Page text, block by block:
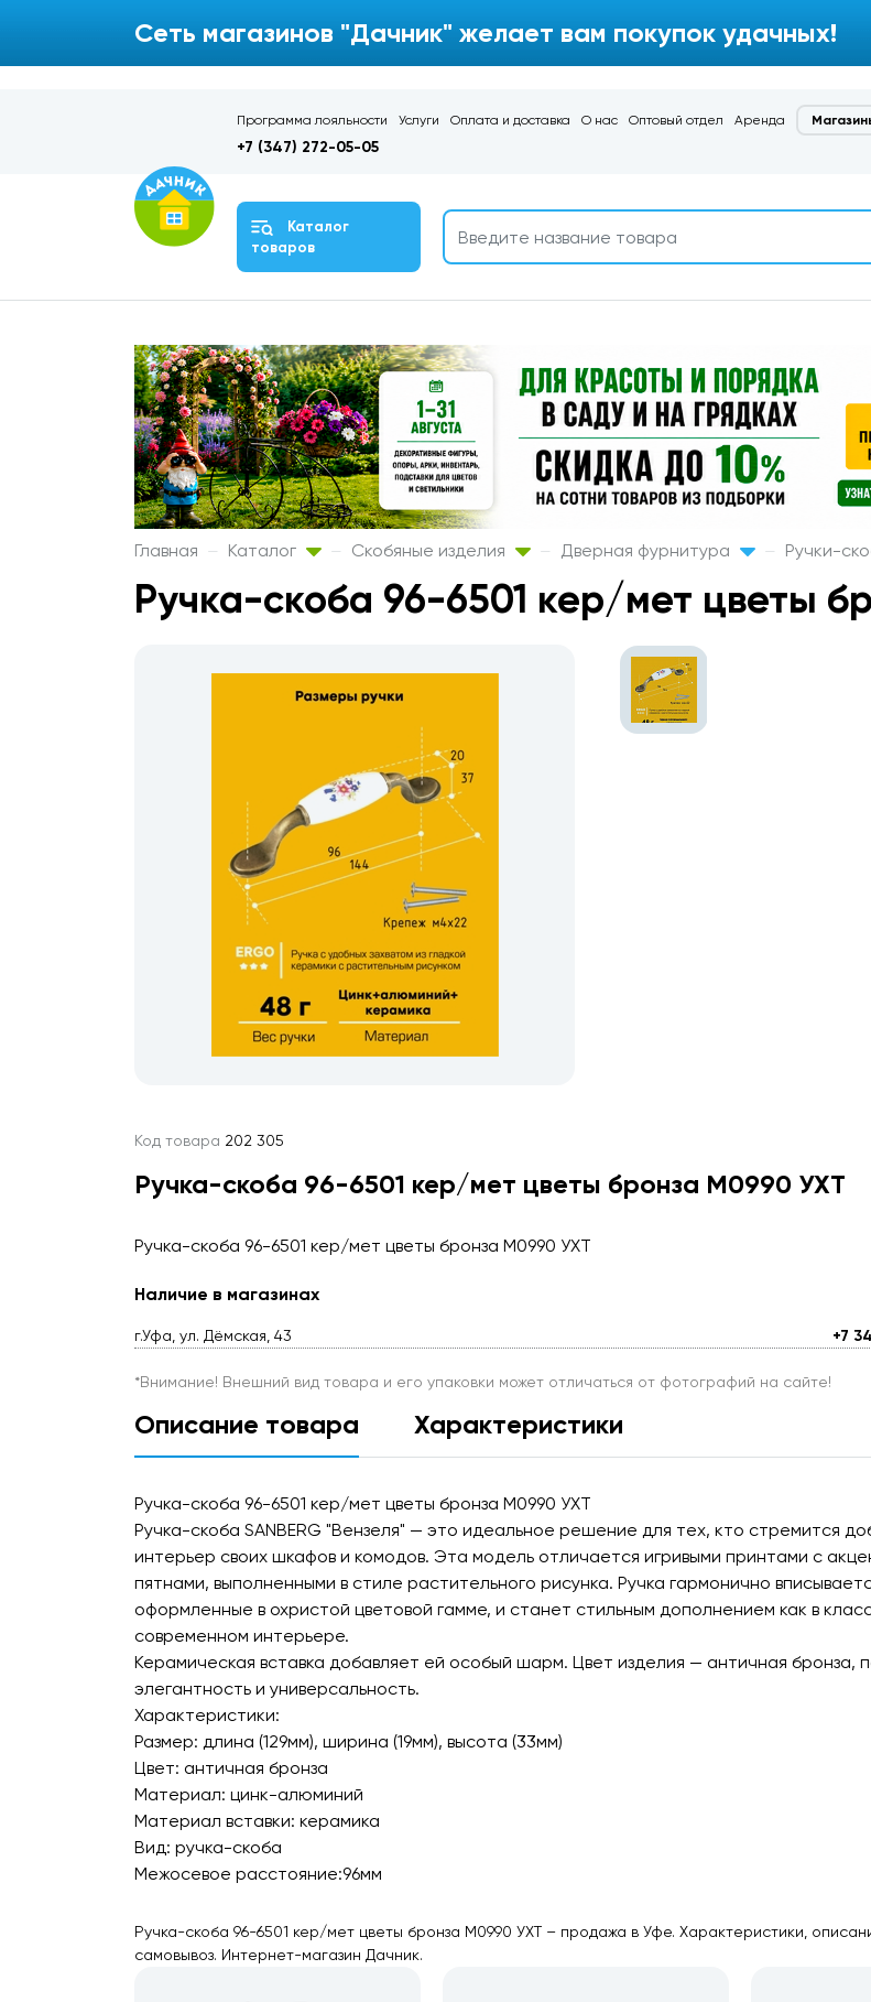
Сеть магазинов "Дачник" желает вам покупок удачных!
Программа лояльности Услуги Оплата и доставка О нас Оптовый отдел Аренда
+7 (347) 272-05-05
Каталог
товаров
Главная Каталог Скобяные изделия Дверная фурнитура Ручки-
Ручка-скоба 96-6501 кер/мет цветы
Код товара 202 305
Ручка-скоба 96-6501 кер/мет цветы бронза М0990 УХТ
Ручка-скоба 96-6501 кер/мет цветы бронза М0990 УХТ
Наличие в магазинах
г.Уфа, ул. Дёмская, 43 +7
*Внимание! Внешний вид товара и его упаковки может отличаться от фотографий на сайте!
Описание товара Характеристики
Ручка-скоба 96-6501 кер/мет цветы бронза М0990 УХТ
Ручка-скоба SANBERG "Вензеля" — это идеальное решение для тех, кто стремится
интерьер своих шкафов и комодов. Эта модель отличается игривыми принтами с
пятнами, выполненными в стиле растительного рисунка. Ручка гармонично
оформленные в охристой цветовой гамме, и станет стильным дополнением как в
современном интерьере.
Керамическая вставка добавляет ей особый шарм. Цвет изделия — античная бронза,
элегантность и универсальность.
Характеристики:
Размер: длина (129мм), ширина (19мм), высота (33мм)
Цвет: античная бронза
Материал: цинк-алюминий
Материал вставки: керамика
Вид: ручка-скоба
Межосевое расстояние:96мм
Ручка-скоба 96-6501 кер/мет цветы бронза М0990 УХТ – продажа в Уфе. Характеристики,
самовывоз. Интернет-магазин Дачник.